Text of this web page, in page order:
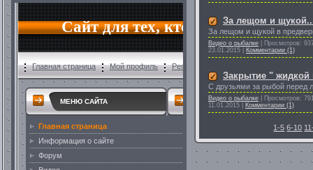
За лещом и
За лещом и щукой в
Видео о рыбалке Просмотров:
23.01.2015
Комментарии (1)
Закрытие " жидкой
С друзьями за рыбой перед
Видео о рыбалке Просмотров:
11.01.2015
Комментарии (1)
1-5 6-10